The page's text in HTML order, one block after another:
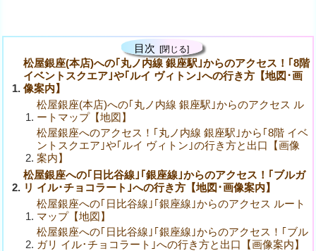
目次
松屋銀座(本店)への｢丸ノ内線 銀座駅｣からのアクセス！｢8階
イベントスクエア｣や｢ルイ ヴィトン｣への行き方【地図･画
像案内】
松屋銀座(本店)への｢丸ノ内線 銀座駅｣からのアクセス ル
ートマップ【地図】
松屋銀座へのアクセス！｢丸ノ内線 銀座駅｣から｢8階 イベ
ントスクエア｣や｢ルイ ヴィトン｣の行き方と出口【画像
案内】
松屋銀座への｢日比谷線｣｢銀座線｣からのアクセス！｢ブルガ
リ イル･チョコラート｣への行き方【地図･画像案内】
松屋銀座への｢日比谷線｣｢銀座線｣からのアクセス ルート
マップ【地図】
松屋銀座への｢日比谷線｣｢銀座線｣からのアクセス！｢ブル
ガリ イル･チョコラート｣への行き方と出口【画像案内】